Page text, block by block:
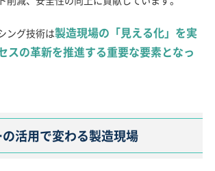
ング技術は製造現場の「見える化」を実
スの革新を推進する重要な要素となっ
活用で変わる製造現場